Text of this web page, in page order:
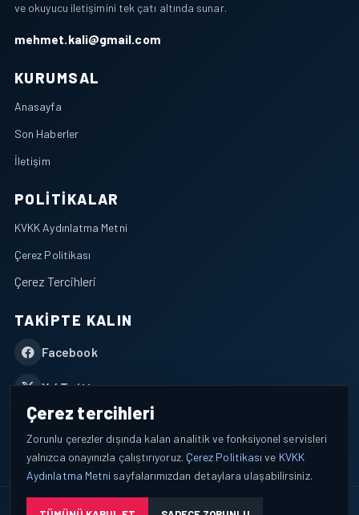
ve okuyucu iletişimini tek çatı altında sunar.
mehmet.kali@gmail.com
KURUMSAL
Anasayfa
Son Haberler
İletişim
POLITIKALAR
KVKK Aydınlatma Metni
Çerez Politikası
Çerez Tercihleri
TAKIPTE KALIN
Facebook
X / Twitter
YouTube
WhatsApp
© 2026 AEROPORTIST I Havacılık Veri ve Analiz Platformu. Tüm
Çerez tercihleri
Zorunlu çerezler dışında kalan analitik ve fonksiyonel servisleri
yalnızca onayınızla çalıştırıyoruz. Çerez Politikası ve KVKK
Aydınlatma Metni sayfalarımızdan detaylara ulaşabilirsiniz.